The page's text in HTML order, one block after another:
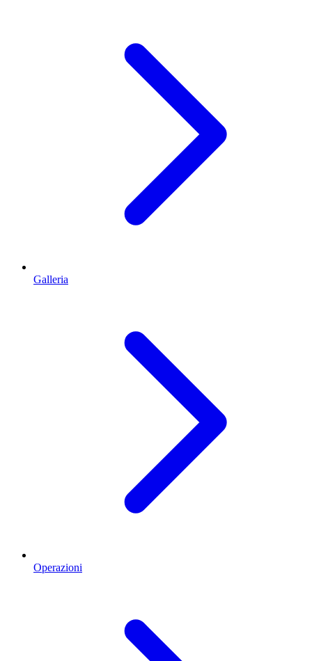
Galleria
Operazioni